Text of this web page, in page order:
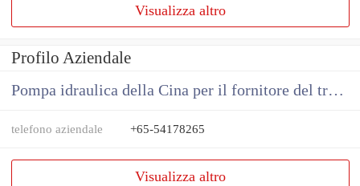
Visualizza altro
Profilo Aziendale
Pompa idraulica della Cina per il fornitore del trattore
telefono aziendale +65-54178265
Visualizza altro